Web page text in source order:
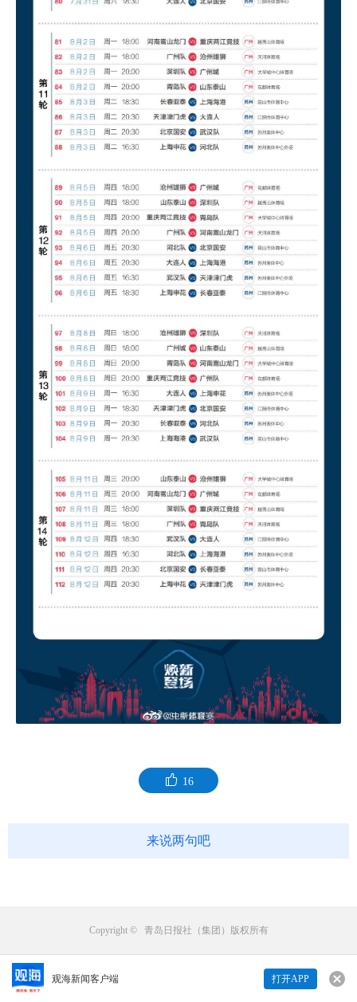
观海新闻客户端 打开APP
16
来说两句吧
来说两句吧...
Copyright © 青岛日报社（集团）版权所有